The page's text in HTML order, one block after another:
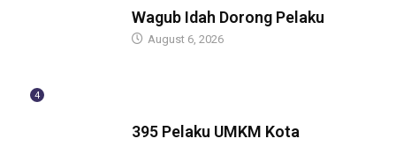
Wagub Idah Dorong Pelaku
August 6, 2026
4
395 Pelaku UMKM Kota